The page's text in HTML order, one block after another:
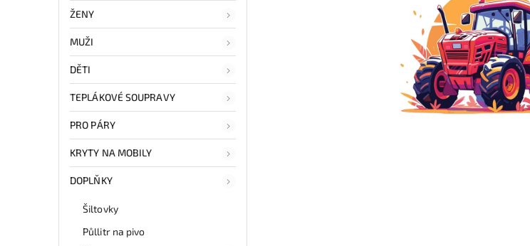
ŽENY
MUŽI
DĚTI
TEPLÁKOVÉ SOUPRAVY
PRO PÁRY
KRYTY NA MOBILY
DOPLŇKY
Šiltovky
Půllitr na pivo